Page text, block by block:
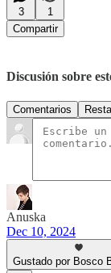
3
1
Compartir
Discusión sobre
Comentarios
Anuska
Dec 10, 2024
Gustado por Bosco